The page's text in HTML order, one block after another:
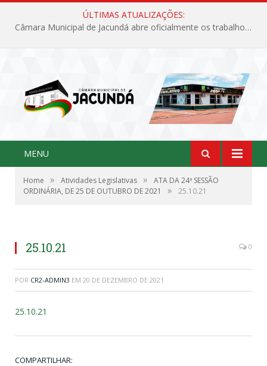
ÚLTIMAS ATUALIZAÇÕES:
Câmara Municipal de Jacundá abre oficialmente os trabalhos legislativos de 2026
MENU
Home » Atividades Legislativas »
ATA DA 24ª SESSÃO
ORDINÁRIA, DE 25 DE OUTUBRO DE 2021
» 25.10.21
25.10.21 0
POR CR2-ADMIN3 EM 20 DE DEZEMBRO DE 2021
25.10.21
COMPARTILHAR: